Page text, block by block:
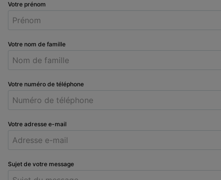
Votre prénom
Votre nom de famille
Votre numéro de téléphone
Votre adresse e-mail
Sujet de votre message